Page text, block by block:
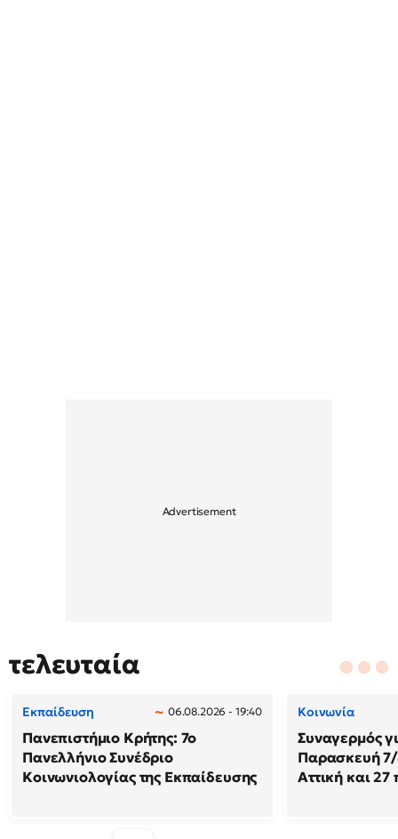
τελευταία
Εκπαίδευση 06.08.2026 - 19:40
Πανεπιστήμιο Κρήτης: 7ο
Πανελλήνιο Συνέδριο
Κοινωνιολογίας της Εκπαίδευσης
Κοινωνία
Συναγερμός
Παρασκευή 7/
Αττική και 27